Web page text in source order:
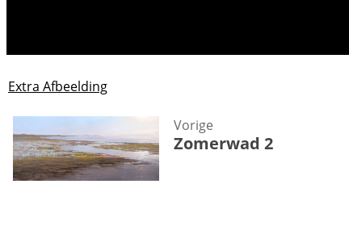
Extra Afbeelding
Vorige
Zomerwad 2